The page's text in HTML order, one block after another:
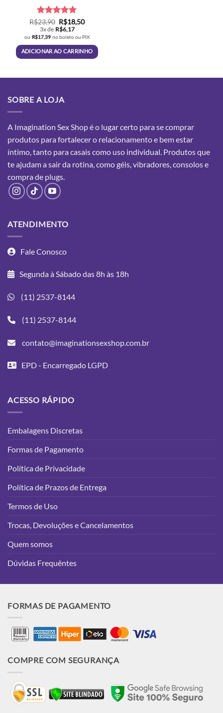
Avaliação5
de 5
R$23,90 O
preço
original
era:
R$23,90.
R$18,50O
atual
é:
R$18,50.
3x de R$6,17
ou R$17,39 no boleto ou PIX
ADICIONAR AO CARRINHO
SOBRE A LOJA
A Imagination Sex Shop é o lugar certo para se comprar
produtos para fortalecer o relacionamento e bem estar
íntimo, tanto para casais como uso individual. Produtos que
te ajudam a sair da rotina, como géis, vibradores, consolos e
comprade plugs.
ATENDIMENTO
Fale Conosco
Segunda à Sábado das 8h às 18h
(11) 2537-8144
(11) 2537-8144
contato@imaginationsexshop.com.br
EPD - Encarregado LGPD
ACESSO RÁPIDO
Embalagens Discretas
Formas de Pagamento
Política de Privacidade
Política de Prazos de Entrega
Termos de Uso
Trocas, Devoluções e Cancelamentos
Quem somos
Dúvidas Frequêntes
FORMAS DE PAGAMENTO
COMPRE COM SEGURANÇA